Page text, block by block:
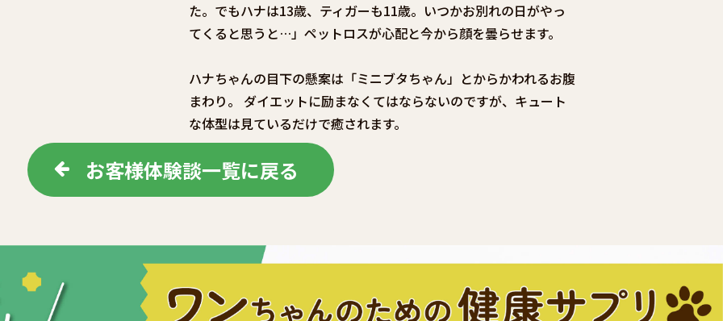
た。でもハナは13歳、ティガーも11歳。いつかお別れの日がやっ
てくると思うと…」ペットロスが心配と今から顔を曇らせます。
ハナちゃんの目下の懸案は「ミニブタちゃん」とからかわれるお腹
まわり。 ダイエットに励まなくてはならないのですが、キュート
な体型は見ているだけで癒されます。
お客様体験談一覧に戻る